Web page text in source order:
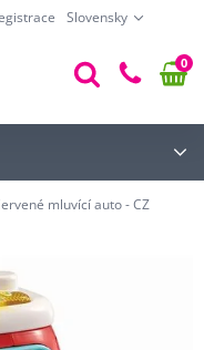
Slovensky
0
mluvící auto - CZ